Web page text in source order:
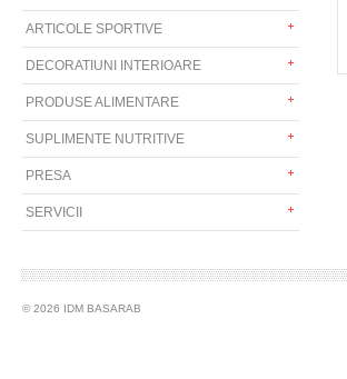
ARTICOLE SPORTIVE
DECORATIUNI INTERIOARE
PRODUSE ALIMENTARE
SUPLIMENTE NUTRITIVE
PRESA
SERVICII
© 2026 IDM BASARAB